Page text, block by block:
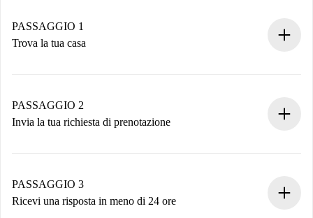
PASSAGGIO 1
Trova la tua casa
Hai tutte le informazioni necessarie in anticipo.
PASSAGGIO 2
Invia la tua richiesta di prenotazione
non accetta.
PASSAGGIO 3
Ricevi una risposta in meno di 24 ore